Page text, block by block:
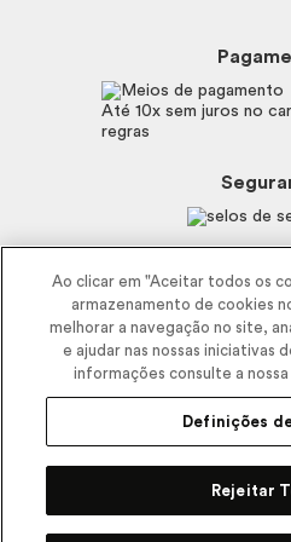
Código de defesa do
Trabalhe com a gente
Recomendações Covid19
Fale Conosco
E-mailAté 10x sem juros no
regras
CEP 11900-000 | CNPJ/MF
Ao clicar em "Aceitar todos os
armazenamento de cookies
melhorar a navegação no site,
e ajudar nas nossas iniciativas
informações consulte a nossa
Definições
Rejeitar